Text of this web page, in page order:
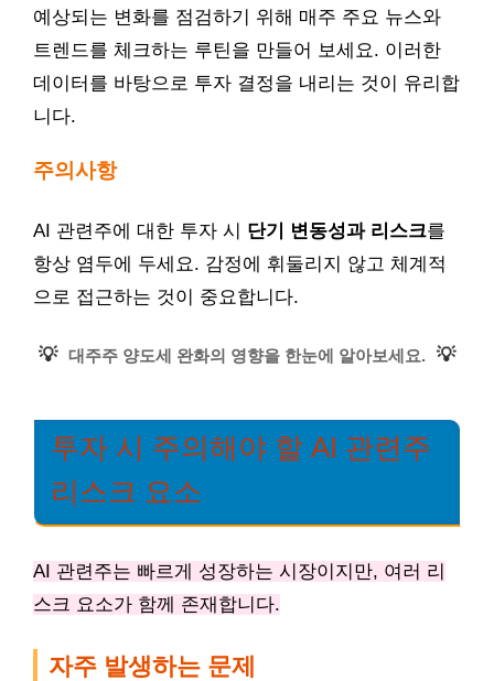
예상되는 변화를 점검하기 위해 매주 주요 뉴스와
트렌드를 체크하는 루틴을 만들어 보세요. 이러한
데이터를 바탕으로 투자 결정을 내리는 것이 유리합
니다.
주의사항
AI 관련주에 대한 투자 시 단기 변동성과 리스크를
항상 염두에 두세요. 감정에 휘둘리지 않고 체계적
으로 접근하는 것이 중요합니다.
💡 대주주 양도세 완화의 영향을 한눈에 알아보세요. 💡
투자 시 주의해야 할 AI 관련주
리스크 요소
AI 관련주는 빠르게 성장하는 시장이지만, 여러 리
스크 요소가 함께 존재합니다.
자주 발생하는 문제